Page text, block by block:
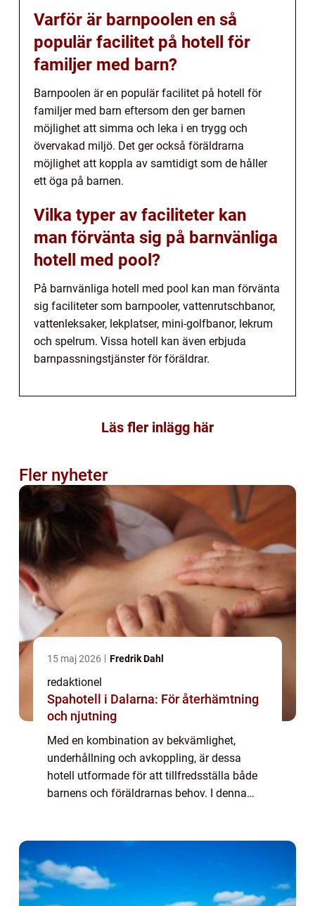
Varför är barnpoolen en så
populär facilitet på hotell för
familjer med barn?
Barnpoolen är en populär facilitet på hotell för
familjer med barn eftersom den ger barnen
möjlighet att simma och leka i en trygg och
övervakad miljö. Det ger också föräldrarna
möjlighet att koppla av samtidigt som de håller
ett öga på barnen.
Vilka typer av faciliteter kan
man förvänta sig på barnvänliga
hotell med pool?
På barnvänliga hotell med pool kan man förvänta
sig faciliteter som barnpooler, vattenrutschbanor,
vattenleksaker, lekplatser, mini-golfbanor, lekrum
och spelrum. Vissa hotell kan även erbjuda
barnpassningstjänster för föräldrar.
Läs fler inlägg här
Fler nyheter
15 maj 2026 Fredrik Dahl
redaktionel
Spahotell i Dalarna: För återhämtning
och njutning
Med en kombination av bekvämlighet,
underhållning och avkoppling, är dessa
hotell utformade för att tillfredsställa både
barnens och föräldrarnas behov. I denna